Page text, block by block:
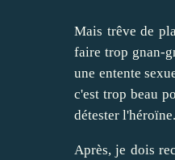
Mais trêve de
faire trop gnan-
une entente
c'est trop beau
détester l'héroïne.
Après, je dois